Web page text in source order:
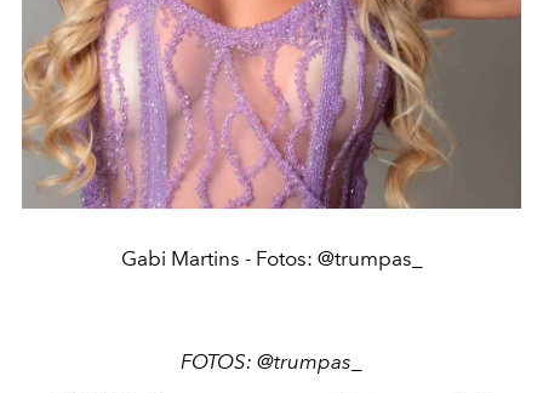
Gabi Martins - Fotos: @trumpas_
FOTOS: @trumpas_